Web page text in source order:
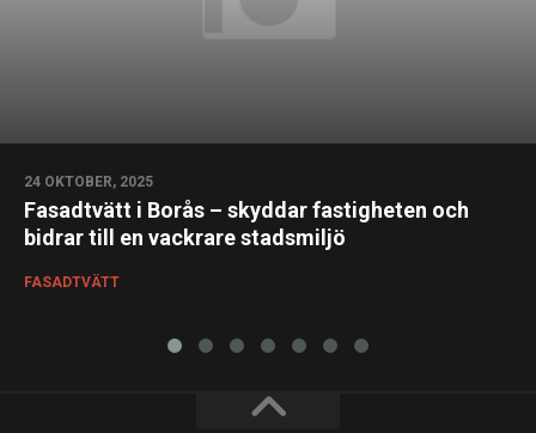
24 OKTOBER, 2025
Fasadtvätt i Borås – skyddar fastigheten och
bidrar till en vackrare stadsmiljö
FASADTVÄTT